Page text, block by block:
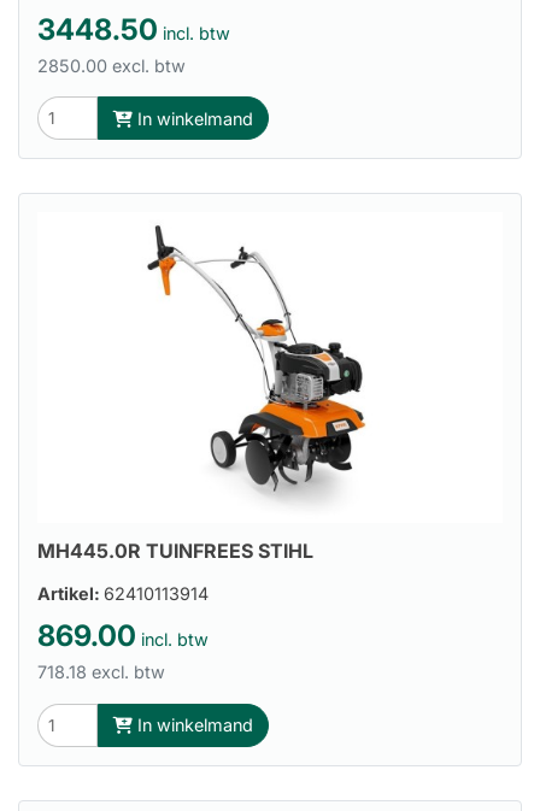
3448.50 incl. btw
2850.00 excl. btw
In winkelmand
MH445.0R TUINFREES STIHL
Artikel: 62410113914
869.00 incl. btw
718.18 excl. btw
In winkelmand